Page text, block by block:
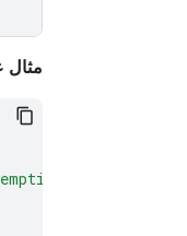
مثال
to trick